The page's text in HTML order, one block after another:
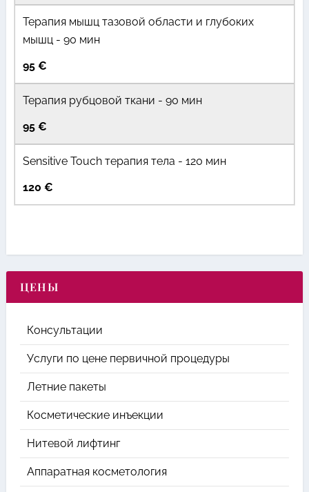
Терапия мышц тазовой области и глубоких
мышц - 90 мин
95 €
Терапия рубцовой ткани - 90 мин
95 €
Sensitive Touch терапия тела - 120 мин
120 €
ЦЕНЫ
Консультации
Услуги по цене первичной процедуры
Летние пакеты
Косметические инъекции
Нитевой лифтинг
Аппаратная косметология